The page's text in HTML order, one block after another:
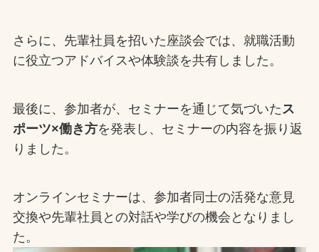
さらに、先輩社員を招いた座談会では、就職活動
に役立つアドバイスや体験談を共有しました。
最後に、参加者が、セミナーを通じて気づいた ス
ポーツ×働き方を発表し、セミナーの内容を振り返
りました。
オンラインセミナーは、参加者同士の活発な意見
交換や先輩社員との対話や学びの機会となりまし
た。